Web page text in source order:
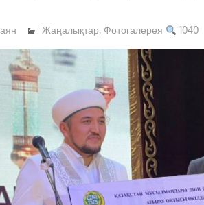
Жаңалықтар, Фотогалерея 1040